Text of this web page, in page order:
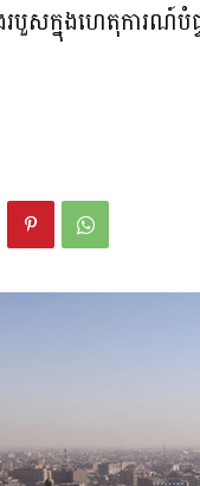
បួសក្នុងហេតុការណ៍បំ